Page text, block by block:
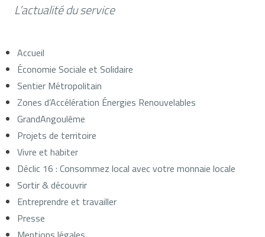
L’actualité du service
Accueil
Économie Sociale et Solidaire
Sentier Métropolitain
Zones d’Accélération Énergies Renouvelables
GrandAngoulême
Projets de territoire
Vivre et habiter
Déclic 16 : Consommez local avec votre monnaie locale
Sortir & découvrir
Entreprendre et travailler
Presse